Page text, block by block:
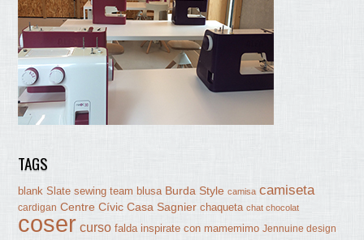
TAGS
blank Slate sewing team blusa Burda Style camisa camiseta
cardigan Centre Cívic Casa Sagnier chaqueta chat chocolat
coser curso falda inspirate con mamemimo Jennuine design